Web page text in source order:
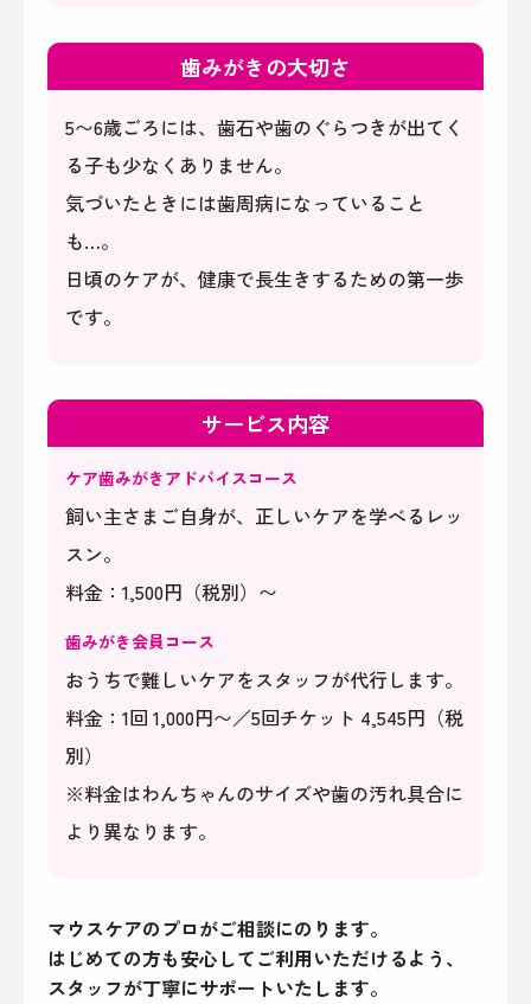
歯みがきの大切さ
5〜6歳ごろには、歯石や歯のぐらつきが出てく
る子も少なくありません。
気づいたときには歯周病になっていること
も…。
日頃のケアが、健康で長生きするための第一歩
です。​​​​​​​
サービス内容
ケア歯みがきアドバイスコース
飼い主さまご自身が、正しいケアを学べるレッ
スン。
料金：1,500円（税別）〜​​​​​​​
歯みがき会員コース
おうちで難しいケアをスタッフが代行します。
料金：1回 1,000円〜／5回チケット 4,545円（税
別）
※料金はわんちゃんのサイズや歯の汚れ具合に
より異なります。​​​​​​​
マウスケアのプロがご相談にのります。
はじめての方も安心してご利用いただけるよう、
スタッフが丁寧にサポートいたします。